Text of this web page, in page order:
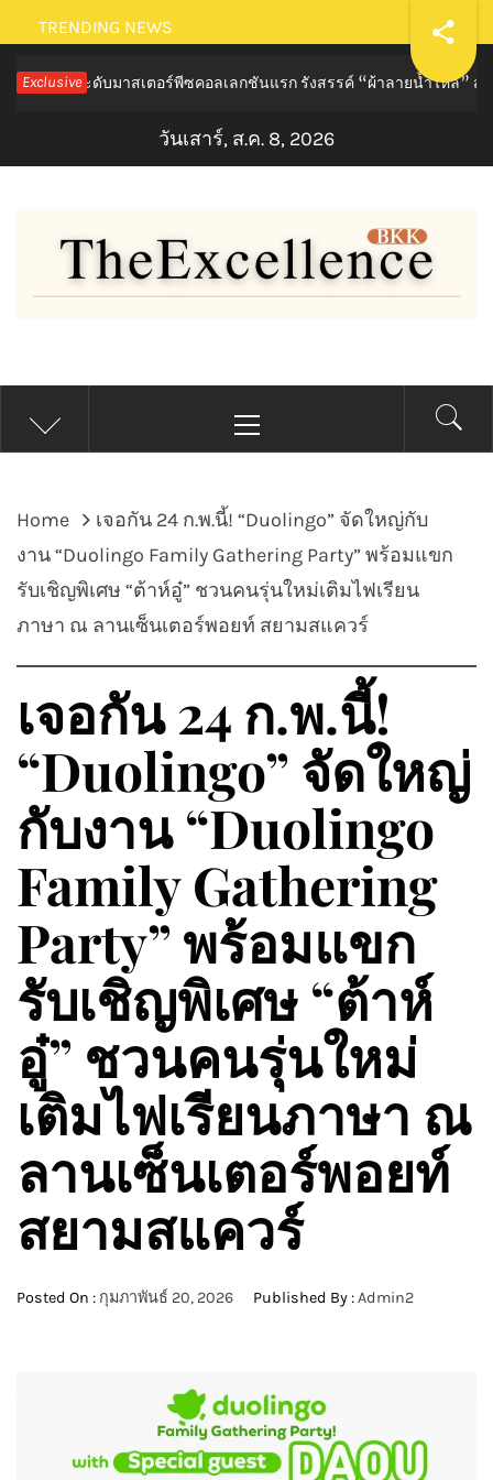
Skip
to
content
TRENDING NEWS
Exclusive
ลกชันระดับมาสเตอร์พีซคอลเลกชันแรก รังสรรค์ “ผ้าลายน้ำไหล” สู่ชิ้
วันเสาร์, ส.ค. 8, 2026
THE EXCELLENCE BKK
Menu
Home
เจอกัน 24 ก.พ.นี้! “Duolingo” จัดใหญ่กับ
งาน “Duolingo Family Gathering Party” พร้อมแขก
รับเชิญพิเศษ “ต้าห์อู๋” ชวนคนรุ่นใหม่เติมไฟเรียน
ภาษา ณ ลานเซ็นเตอร์พอยท์ สยามสแควร์
เจอกัน 24 ก.พ.นี้!
“Duolingo” จัดใหญ่
กับงาน “Duolingo
Family Gathering
Party” พร้อมแขก
รับเชิญพิเศษ “ต้าห์
อู๋” ชวนคนรุ่นใหม่
เติมไฟเรียนภาษา ณ
ลานเซ็นเตอร์พอยท์
สยามสแควร์
Posted On : กุมภาพันธ์ 20, 2026 Published By :Admin2